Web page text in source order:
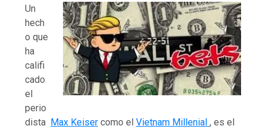
Un
hech
o que
ha
califi
cado
el
perio
dista Max Keiser como elVietnam Millenial, es el